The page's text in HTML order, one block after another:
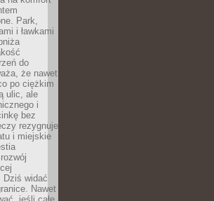
Park,
i ławkami
do
że nawet
po ciężkim
ulic, ale
i
bez
rezygnuje
i miejskie
Dziś widać
Nawet